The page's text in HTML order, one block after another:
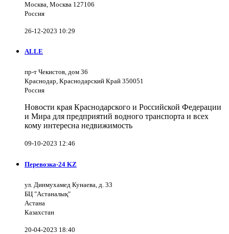
Москва, Москва 127106
Россия
26-12-2023 10:29
ALLE
пр-т Чекистов, дом 36
Краснодар, Краснодарский Край 350051
Россия
Новости края Краснодарского и Российской Федерации
и Мира для предприятий водного транспорта и всех
кому интересна недвижимость
09-10-2023 12:46
Перевозка-24 KZ
ул. Динмухамед Кунаева, д. 33
БЦ "Астаналық"
Астана
Казахстан
20-04-2023 18:40